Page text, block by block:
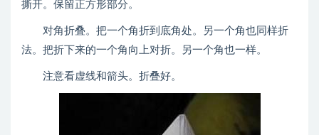
撕开。保留正方形部分。
对角折叠。把一个角折到底角处。另一个角也同样折
法。把折下来的一个角向上对折。另一个角也一样。
注意看虚线和箭头。折叠好。